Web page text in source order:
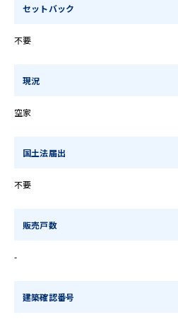
セットバック
不要
現況
空家
国土法届出
不要
販売戸数
-
建築確認番号